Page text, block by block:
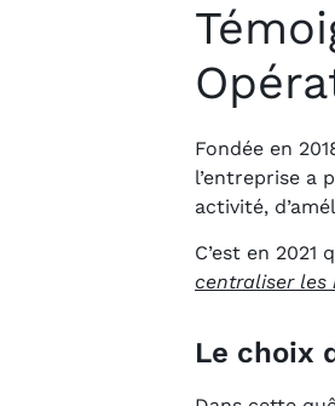
Fondée en
l’entreprise a
activité,
C’est en
centraliser
Le choix